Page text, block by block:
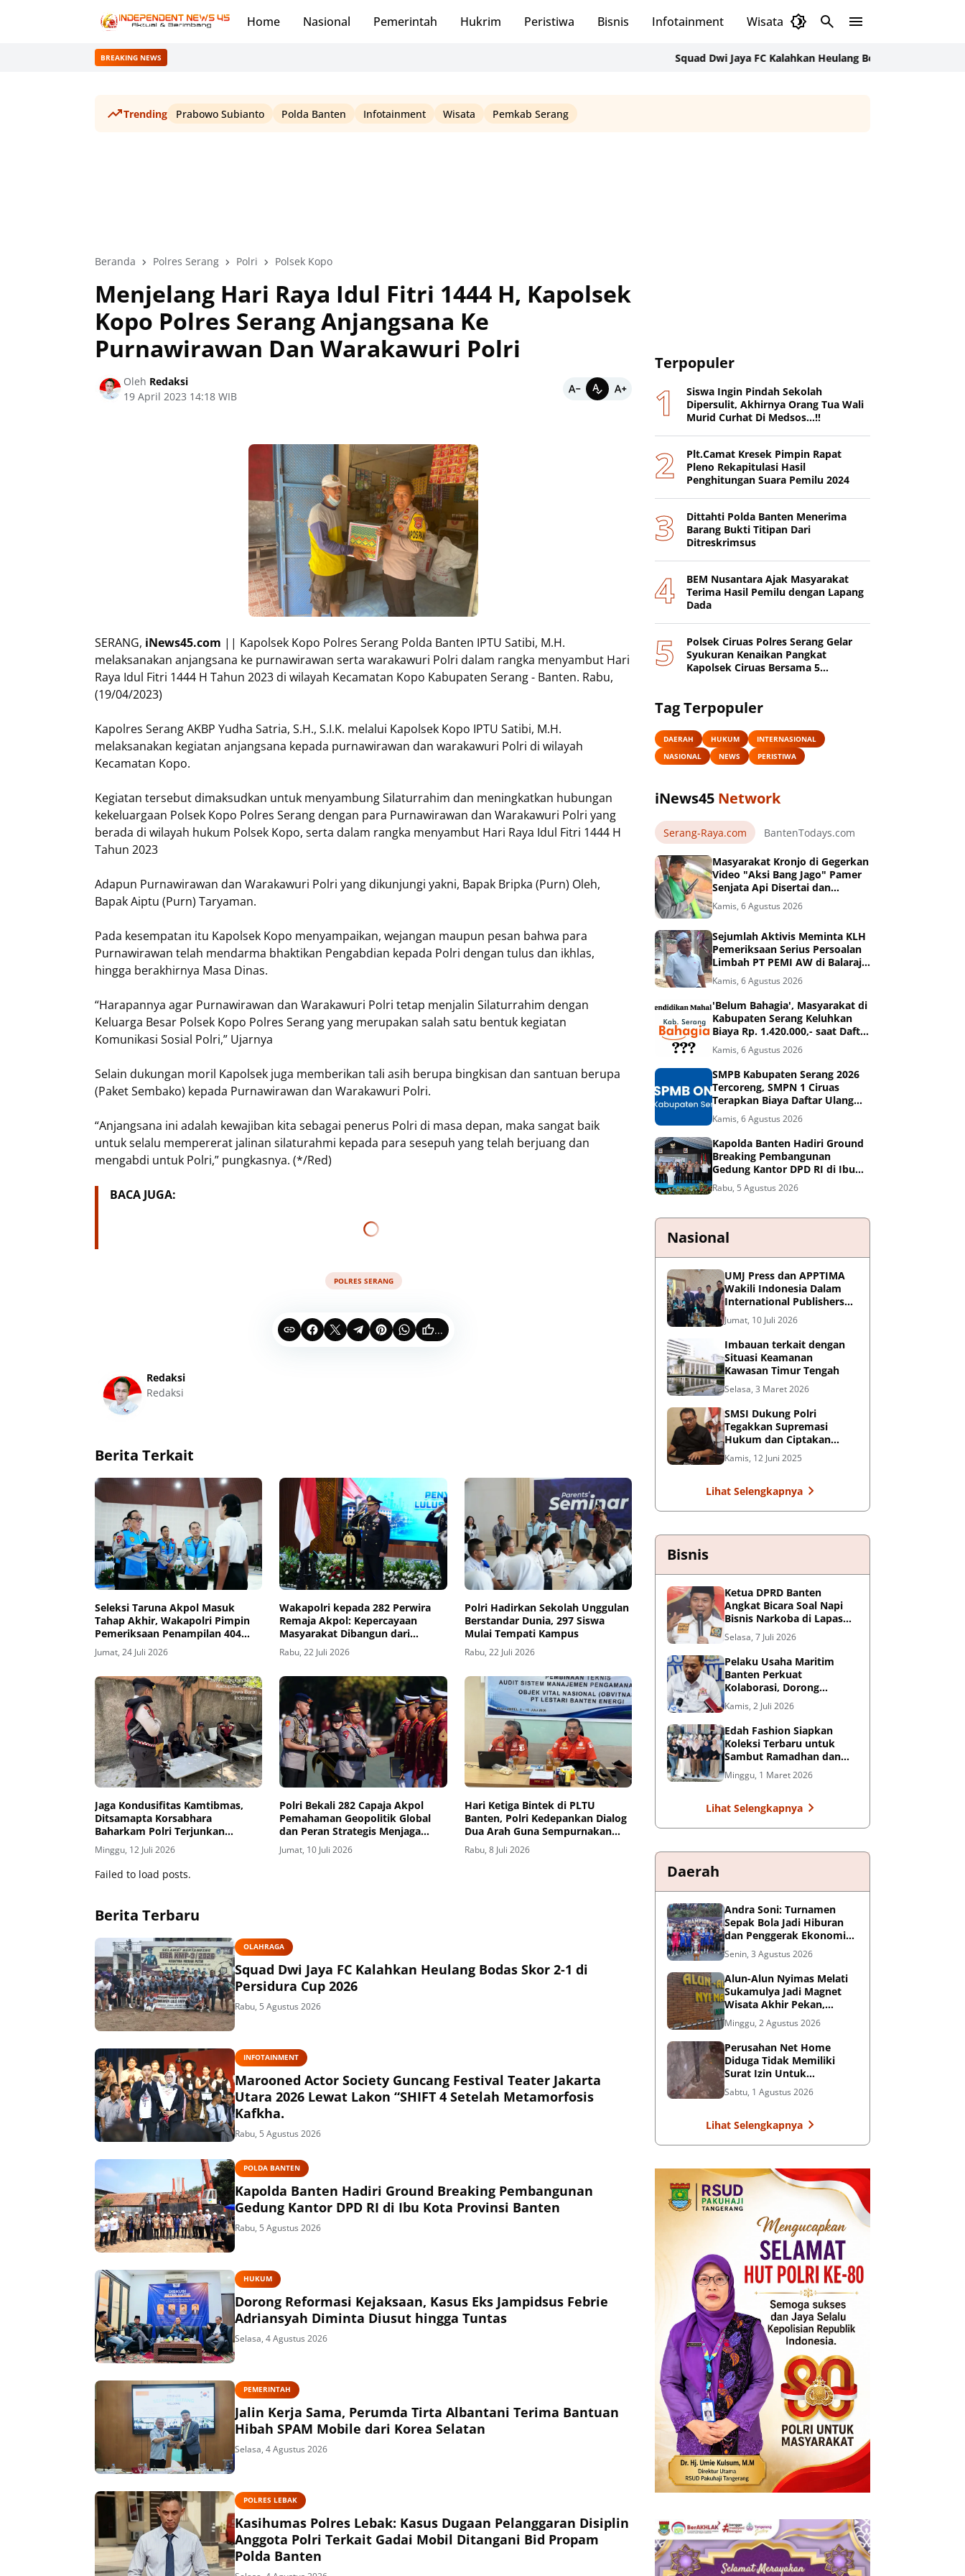
Home Nasional Pemerintah Hukrim Peristiwa Bisnis Infotainment Wisata Daerah
BREAKING NEWS Squad Dwi Jaya FC Kalahkan Heulang Bodas Skor 2-1 di Persidura
Trending Prabowo Subianto Polda Banten Infotainment Wisata Pemkab Serang
Beranda Polres Serang Polri Polsek Kopo
Menjelang Hari Raya Idul Fitri 1444 H, Kapolsek
Kopo Polres Serang Anjangsana Ke
Purnawirawan Dan Warakawuri Polri
Oleh Redaksi
19 April 2023 14:18 WIB
SERANG, iNews45.com || Kapolsek Kopo Polres Serang Polda Banten IPTU Satibi, M.H.
melaksanakan anjangsana ke purnawirawan serta warakawuri Polri dalam rangka menyambut Hari
Raya Idul Fitri 1444 H Tahun 2023 di wilayah Kecamatan Kopo Kabupaten Serang - Banten. Rabu,
(19/04/2023)
Kapolres Serang AKBP Yudha Satria, S.H., S.I.K. melalui Kapolsek Kopo IPTU Satibi, M.H.
melaksanakan kegiatan anjangsana kepada purnawirawan dan warakawuri Polri di wilayah
Kecamatan Kopo.
Kegiatan tersebut dimaksudkan untuk menyambung Silaturrahim dan meningkatkan hubungan
kekeluargaan Polsek Kopo Polres Serang dengan para Purnawirawan dan Warakawuri Polri yang
berada di wilayah hukum Polsek Kopo, serta dalam rangka menyambut Hari Raya Idul Fitri 1444 H
Tahun 2023
Adapun Purnawirawan dan Warakawuri Polri yang dikunjungi yakni, Bapak Bripka (Purn) Oleh,
Bapak Aiptu (Purn) Taryaman.
Pada kesempatan itu Kapolsek Kopo menyampaikan, wejangan maupun pesan bahwa para
Purnawirawan telah mendarma bhaktikan Pengabdian kepada Polri dengan tulus dan ikhlas,
hingga berakhirnya Masa Dinas.
“Harapannya agar Purnawirawan dan Warakawuri Polri tetap menjalin Silaturrahim dengan
Keluarga Besar Polsek Kopo Polres Serang yang merupakan salah satu bentuk kegiatan
Komunikasi Sosial Polri,” Ujarnya
Selain dukungan moril Kapolsek juga memberikan tali asih berupa bingkisan dan santuan berupa
(Paket Sembako) kepada Purnawirawan dan Warakawuri Polri.
“Anjangsana ini adalah kewajiban kita sebagai penerus Polri di masa depan, maka sangat baik
untuk selalu mempererat jalinan silaturahmi kepada para sesepuh yang telah berjuang dan
mengabdi untuk Polri,” pungkasnya. (*/Red)
BACA JUGA:
POLRES SERANG
...
Redaksi
Redaksi
Berita Terkait
Seleksi Taruna Akpol Masuk
Tahap Akhir, Wakapolri Pimpin
Pemeriksaan Penampilan 404
Catar
Jumat, 24 Juli 2026
Wakapolri kepada 282 Perwira
Remaja Akpol: Kepercayaan
Masyarakat Dibangun dari
Integritas
Rabu, 22 Juli 2026
Polri Hadirkan Sekolah Unggulan
Berstandar Dunia, 297 Siswa
Mulai Tempati Kampus
Rabu, 22 Juli 2026
Jaga Kondusifitas Kamtibmas,
Ditsamapta Korsabhara
Baharkam Polri Terjunkan
Personel Patroli
Minggu, 12 Juli 2026
Polri Bekali 282 Capaja Akpol
Pemahaman Geopolitik Global
dan Peran Strategis Menjaga
Stabilitas Nasional
Jumat, 10 Juli 2026
Hari Ketiga Bintek di PLTU
Banten, Polri Kedepankan Dialog
Dua Arah Guna Sempurnakan
Pola Pengamanan Obvitnas
Rabu, 8 Juli 2026
Failed to load posts.
Berita Terbaru
OLAHRAGA
Squad Dwi Jaya FC Kalahkan Heulang Bodas Skor 2-1 di
Persidura Cup 2026
Rabu, 5 Agustus 2026
INFOTAINMENT
Marooned Actor Society Guncang Festival Teater Jakarta
Utara 2026 Lewat Lakon “SHIFT 4 Setelah Metamorfosis
Kafkha.
Rabu, 5 Agustus 2026
POLDA BANTEN
Kapolda Banten Hadiri Ground Breaking Pembangunan
Gedung Kantor DPD RI di Ibu Kota Provinsi Banten
Rabu, 5 Agustus 2026
HUKUM
Dorong Reformasi Kejaksaan, Kasus Eks Jampidsus Febrie
Adriansyah Diminta Diusut hingga Tuntas
Selasa, 4 Agustus 2026
PEMERINTAH
Jalin Kerja Sama, Perumda Tirta Albantani Terima Bantuan
Hibah SPAM Mobile dari Korea Selatan
Selasa, 4 Agustus 2026
POLRES LEBAK
Kasihumas Polres Lebak: Kasus Dugaan Pelanggaran Disiplin
Anggota Polri Terkait Gadai Mobil Ditangani Bid Propam
Polda Banten
Terpopuler
Siswa Ingin Pindah Sekolah
Dipersulit, Akhirnya Orang Tua Wali
Murid Curhat Di Medsos...!!
Plt.Camat Kresek Pimpin Rapat
Pleno Rekapitulasi Hasil
Penghitungan Suara Pemilu 2024
Dittahti Polda Banten Menerima
Barang Bukti Titipan Dari
Ditreskrimsus
BEM Nusantara Ajak Masyarakat
Terima Hasil Pemilu dengan Lapang
Dada
Polsek Ciruas Polres Serang Gelar
Syukuran Kenaikan Pangkat
Kapolsek Ciruas Bersama 5
Tag Terpopuler
DAERAH HUKUM
INTERNASIONAL
NASIONAL
NEWS PERISTIWA
iNews45 Network
Serang-Raya.com BantenTodays.com
Masyarakat Kronjo di Gegerkan
Video "Aksi Bang Jago" Pamer
Senjata Api Disertai dan
Pengancaman Beredar Luas di
Medsos
Kamis, 6 Agustus 2026
Sejumlah Aktivis Meminta KLH
Pemeriksaan Serius Persoalan
Limbah PT PEMI AW di Balaraja
- Tangerang
Kamis, 6 Agustus 2026
'Belum Bahagia', Masyarakat di
Kabupaten Serang Keluhkan
Biaya Rp. 1.420.000,- saat Daftar
Ulang di SMPN 1 Ciruas
Kamis, 6 Agustus 2026
SMPB Kabupaten Serang 2026
Tercoreng, SMPN 1 Ciruas
Terapkan Biaya Daftar Ulang
Sebesar Rp. 1.420.000,?
Kamis, 6 Agustus 2026
Kapolda Banten Hadiri Ground
Breaking Pembangunan
Gedung Kantor DPD RI di Ibu
Kota Provinsi Banten
Rabu, 5 Agustus 2026
Nasional
UMJ Press dan APPTIMA
Wakili Indonesia Dalam
International Publishers
Congress 2026 di Malaysia
Jumat, 10 Juli 2026
Imbauan terkait dengan
Situasi Keamanan
Kawasan Timur Tengah
Selasa, 3 Maret 2026
SMSI Dukung Polri
Tegakkan Supremasi
Hukum dan Ciptakan
Kondusifitas Nasional
Kamis, 12 Juni 2025
Lihat Selengkapnya
Bisnis
Ketua DPRD Banten
Angkat Bicara Soal Napi
Bisnis Narkoba di Lapas
Kelas I Tangerang: Harus
Ditindak Tegas
Selasa, 7 Juli 2026
Pelaku Usaha Maritim
Banten Perkuat
Kolaborasi, Dorong
Kemajuan Sektor
Pelabuhan
Kamis, 2 Juli 2026
Edah Fashion Siapkan
Koleksi Terbaru untuk
Sambut Ramadhan dan
Lebaran di Pasar Ceplak
Minggu, 1 Maret 2026
Lihat Selengkapnya
Daerah
Andra Soni: Turnamen
Sepak Bola Jadi Hiburan
dan Penggerak Ekonomi
Rakyat
Senin, 3 Agustus 2026
Alun-Alun Nyimas Melati
Sukamulya Jadi Magnet
Wisata Akhir Pekan,
UMKM Ikut Terdongkrak
Minggu, 2 Agustus 2026
Perusahan Net Home
Diduga Tidak Memiliki
Surat Izin Untuk
Pemasangan Tiang
Internet, Dikeluhkan
Sabtu, 1 Agustus 2026
Lihat Selengkapnya